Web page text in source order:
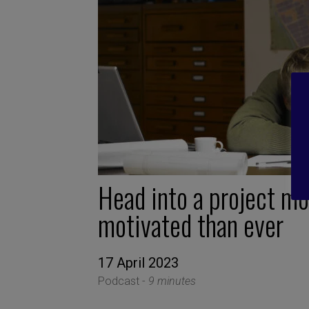
Head into a project
motivated than ever
17 April 2023
Podcast - 9 minutes